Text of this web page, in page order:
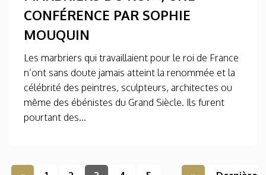
CONFÉRENCE PAR SOPHIE
MOUQUIN
Les marbriers qui travaillaient pour le roi de France
n’ont sans doute jamais atteint la renommée et la
célébrité des peintres, sculpteurs, architectes ou
même des ébénistes du Grand Siècle. Ils furent
pourtant des...